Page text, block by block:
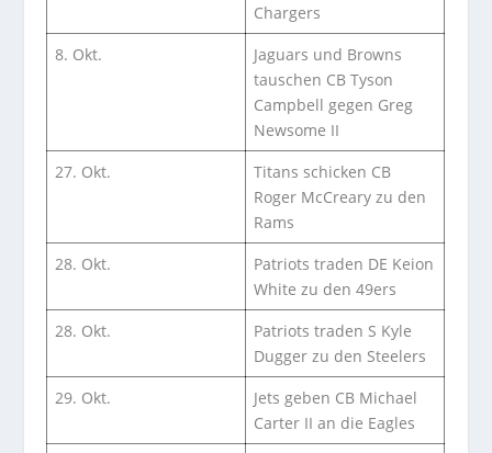
Chargers
8. Okt.
Jaguars und Browns
tauschen CB Tyson
Campbell gegen Greg
Newsome II
27. Okt.
Titans schicken CB
Roger McCreary zu den
Rams
28. Okt.
Patriots traden DE Keion
White zu den 49ers
28. Okt.
Patriots traden S Kyle
Dugger zu den Steelers
29. Okt.
Jets geben CB Michael
Carter II an die Eagles